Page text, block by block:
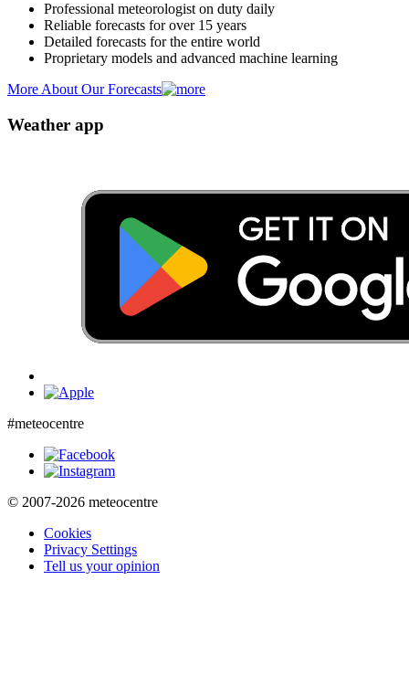
Professional meteorologist on duty daily
Reliable forecasts for over 15 years
Detailed forecasts for the entire world
Proprietary models and advanced machine learning
More About Our Forecasts
Weather app
#meteocentre
© 2007-2026 meteocentre
Cookies
Privacy Settings
Tell us your opinion